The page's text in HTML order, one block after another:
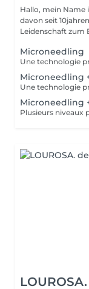
Hallo, mein Name
davon seit
Leidenschaft zum
Microneedling
Microneedling
Microneedling